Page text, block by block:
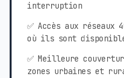
interruption
✅ Accès aux réseaux
où ils sont
✅ Meilleure
zones urbaines et